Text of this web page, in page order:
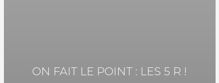
ON FAIT LE POINT : LES 5 R !